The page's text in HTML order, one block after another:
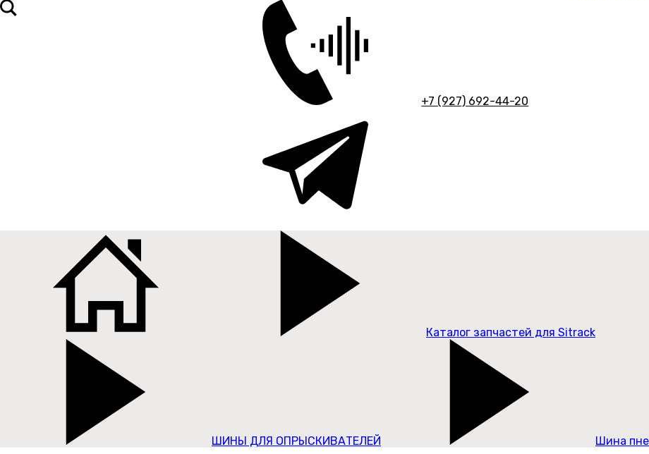
+7 (927) 692-44-20
Каталог запчастей для Sitrack
ШИНЫ ДЛЯ ОПРЫСКИВАТЕЛЕЙ Шина